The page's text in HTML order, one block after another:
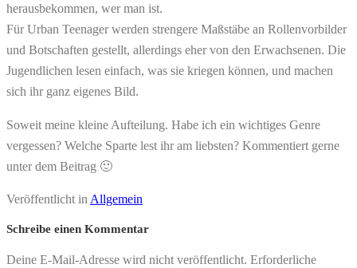
herausbekommen, wer man ist.
Für Urban Teenager werden strengere Maßstäbe an Rollenvorbilder
und Botschaften gestellt, allerdings eher von den Erwachsenen. Die
Jugendlichen lesen einfach, was sie kriegen können, und machen
sich ihr ganz eigenes Bild.
Soweit meine kleine Aufteilung. Habe ich ein wichtiges Genre
vergessen? Welche Sparte lest ihr am liebsten? Kommentiert gerne
unter dem Beitrag 🙂
Veröffentlicht in Allgemein
Schreibe einen Kommentar
Deine E-Mail-Adresse wird nicht veröffentlicht. Erforderliche